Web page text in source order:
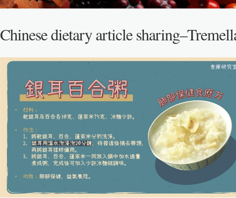
Chinese dietary article